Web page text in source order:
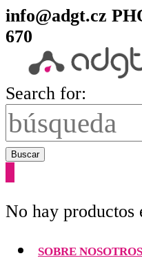
info@adgt.cz
670
Search for:
Buscar
No hay productos
SOBRE NOSOTROS